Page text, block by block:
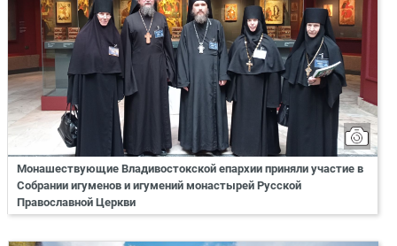
Монашествующие Владивостокской епархии приняли участие в
Собрании игуменов и игумений монастырей Русской
Православной Церкви